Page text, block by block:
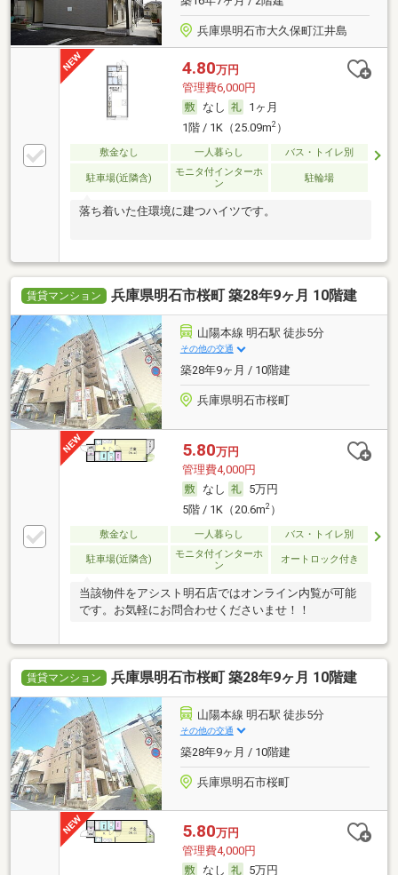
兵庫県明石市大久保町江井島
4.80万円
管理費6,000円
なし
1ヶ月
1階 / 1K（25.09m2）
敷金なし 一人暮らし バス・トイレ別
駐車場(近隣含)
モニタ付インターホ
ン
駐輪場
落ち着いた住環境に建つハイツです。
賃貸マンション 兵庫県明石市桜町 築28年9ヶ月 10階建
山陽本線 明石駅 徒歩5分
その他の交通
築28年9ヶ月 / 10階建
兵庫県明石市桜町
5.80万円
管理費4,000円
なし
5万円
5階 / 1K（20.6m2）
敷金なし 一人暮らし バス・トイレ別
駐車場(近隣含)
モニタ付インターホ
ン
オートロック付き
当該物件をアシスト明石店ではオンライン内覧が可能
です。お気軽にお問合わせくださいませ！！
賃貸マンション 兵庫県明石市桜町 築28年9ヶ月 10階建
山陽本線 明石駅 徒歩5分
その他の交通
築28年9ヶ月 / 10階建
兵庫県明石市桜町
5.80万円
管理費4,000円
なし
5万円